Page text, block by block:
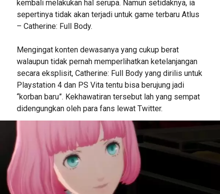
kembali melakukan hal serupa. Namun setidaknya, ia
sepertinya tidak akan terjadi untuk game terbaru Atlus
– Catherine: Full Body.
Mengingat konten dewasanya yang cukup berat
walaupun tidak pernah memperlihatkan ketelanjangan
secara eksplisit, Catherine: Full Body yang dirilis untuk
Playstation 4 dan PS Vita tentu bisa berujung jadi
“korban baru”. Kekhawatiran tersebut lah yang sempat
didengungkan oleh para fans lewat Twitter.